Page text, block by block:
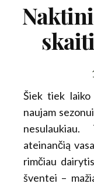
Šiek tiek laiko
naujam
ateinančią
rimčiau
šventei –